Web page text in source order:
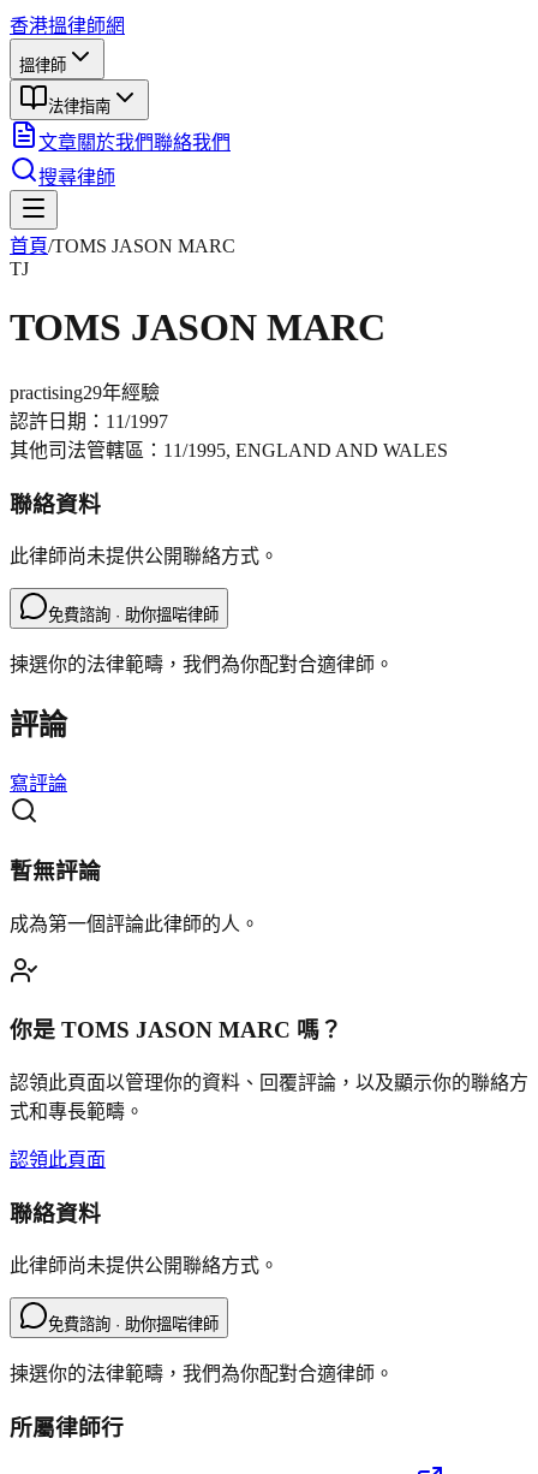
香港搵律師網
搵律師
法律指南
文章關於我們聯絡我們
搜尋律師
首頁/TOMS JASON MARC
TJ
TOMS JASON MARC
practising29年經驗
認許日期： 11/1997
其他司法管轄區： 11/1995, ENGLAND AND WALES
聯絡資料
此律師尚未提供公開聯絡方式。
免費諮詢 · 助你搵啱律師
揀選你的法律範疇，我們為你配對合適律師。
評論
寫評論
暫無評論
成為第一個評論此律師的人。
你是 TOMS JASON MARC 嗎？
認領此頁面以管理你的資料、回覆評論，以及顯示你的聯絡方
式和專長範疇。
認領此頁面
聯絡資料
此律師尚未提供公開聯絡方式。
免費諮詢 · 助你搵啱律師
揀選你的法律範疇，我們為你配對合適律師。
所屬律師行